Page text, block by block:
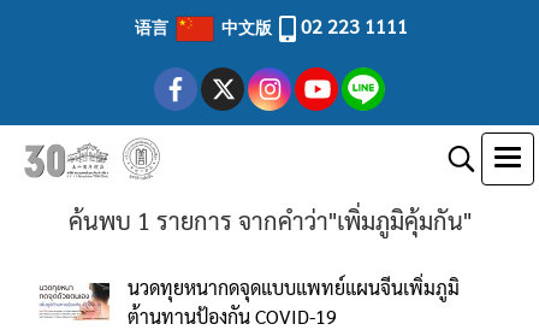
语言 中文版 02 223 1111
ค้นพบ 1 รายการ จากคำว่า"เพิ่มภูมิคุ้มกัน"
นวดทุยหนากดจุดแบบแพทย์แผนจีนเพิ่มภูมิ
ต้านทานป้องกัน COVID-19